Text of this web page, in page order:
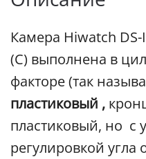
Камера Hiwatch
(С) выполнена в
факторе (так
пластиковый ,
пластиковый, но с
регулировкой